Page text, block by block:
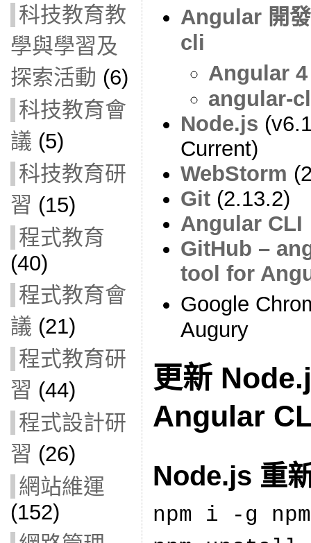
科技教育教
學與學習及
探索活動 (6)
科技教育會
議 (5)
科技教育研
習 (15)
程式教育
(40)
程式教育會
議 (21)
程式教育研
習 (44)
程式設計研
習 (26)
網站維運
(152)
Angular 開
cli
Angular 4
angular-
Node.js
Current)
WebStorm
Git(2.13.2)
Angular CLI
GitHub –
tool for
Google
Augury
更新
Angular
Node.js 重
npm i - g npm